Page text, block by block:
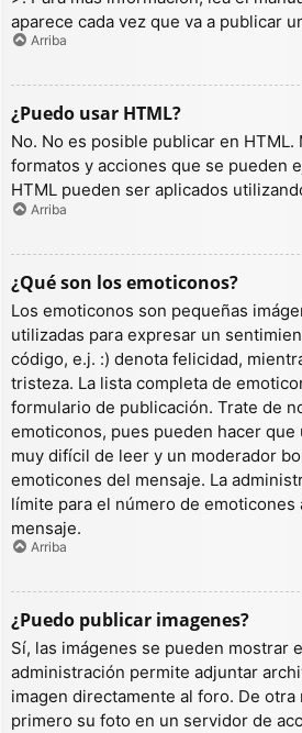
aparece cada vez que va a publicar
Arriba
¿Puedo usar HTML?
No. No es posible publicar en HTML.
formatos y acciones que se pueden
HTML pueden ser aplicados
Arriba
¿Qué son los emoticonos?
Los emoticonos son pequeñas
utilizadas para expresar un
código, e.j. :) denota felicidad,
tristeza. La lista completa de
formulario de publicación. Trate de
emoticonos, pues pueden hacer que
muy difícil de leer y un moderador
emoticones del mensaje. La
límite para el número de emoticones
mensaje.
Arriba
¿Puedo publicar imagenes?
Sí, las imágenes se pueden mostrar
administración permite adjuntar
imagen directamente al foro. De otra
primero su foto en un servidor de